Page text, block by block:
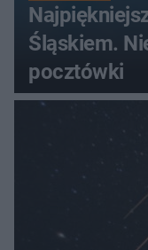
Śląskiem.
pocztówki